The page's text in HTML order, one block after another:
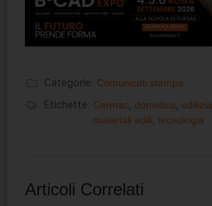
Categorie: Comunicati stampa
Etichette: Cermac domotica edilizia
materiali edili tecnologia
Articoli Correlati